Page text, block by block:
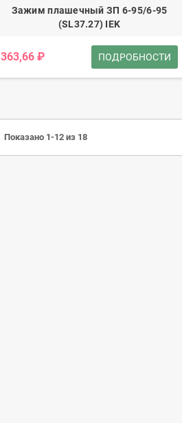
Зажим плашечный ЗП 6-95/6-95
(SL37.27) IEK
363,66 ₽ ПОДРОБНОСТИ
Показано 1-12 из 18